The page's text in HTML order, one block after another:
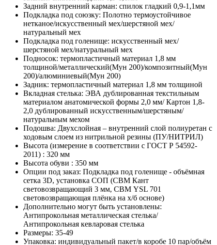
Задний внутренний карман: спилок гладкий 0,9-1,1мм
Подкладка под союзку: Полотно термоустойчивое
нетканое/искусственный мех/шерстяной мех/
натуральный мех
Подкладка под голенище: искусственный мех/
шерстяной мех/натуральный мех
Подносок: термопластичный материал 1,8 мм
толщиной/металлический(Мун 200)/композитный(Мун
200)/алюминиевый(Мун 200)
Задник: термопластичный материал 1,8 мм толщиной
Вкладная стелька: ЭВА дублированная текстильным
материалом анатомической формы 2,0 мм/ Картон 1,8-
2,0 дублированный искусственным/шерстяным/
натуральным мехом
Подошва: Двухслойная – внутренний слой полиуретан с
ходовым слоем из нитрильной резины (ПУ/НИТРИЛ)
Высота (измерение в соответствии с ГОСТ Р 54592-
2011) : 320 мм
Высота обуви : 350 мм
Опции под заказ: Подкладка под голенище - объёмная
сетка 3D, установка СОП (СВМ Кант
световозвращающий 3 мм, СВМ YSL 701
световозвращающая плёнка на х/б основе)
Дополнительно могут быть установлены:
Антипрокольная металлическая стелька/
Антипрокольная кевларовая стелька
Размеры: 35-49
Упаковка: индивидуальный пакет/в коробе 10 пар/объём